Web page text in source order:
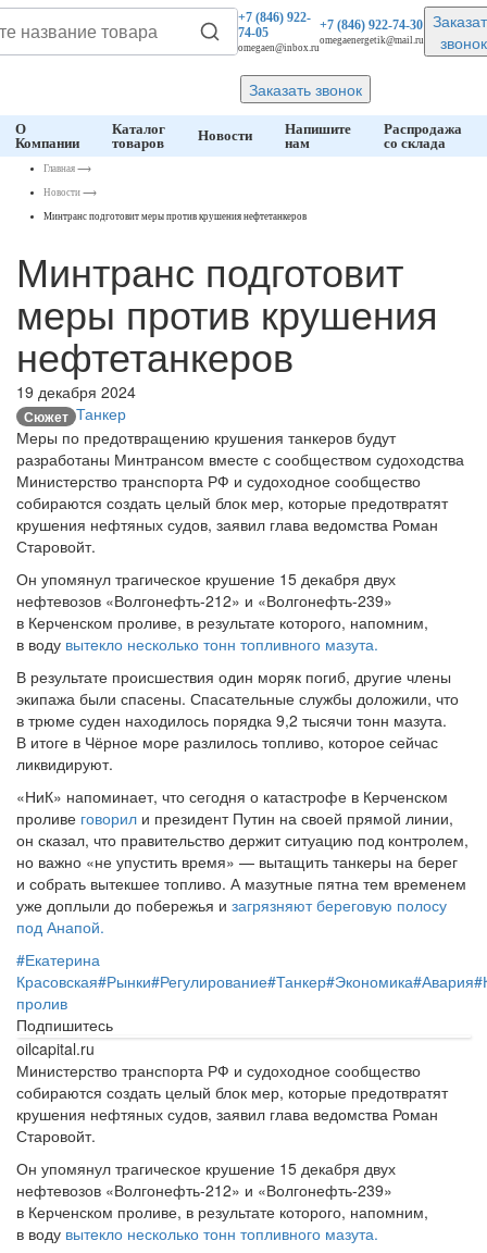
+7 (846)922-
74-05
omegaen@inbox.ru
+7 (846)922-74-30
omegaenergetik@mail.ru
звонок
Заказать звонок
О
Компании
Каталог
товаров
Новости
Напишите
нам
Распродажа
со склада
Главная ⟶
Новости ⟶
Минтранс подготовит меры против крушения нефтетанкеров
Минтранс подготовит
меры против крушения
нефтетанкеров
19 декабря 2024
Сюжет Танкер
Меры по предотвращению крушения танкеров будут
разработаны Минтрансом вместе с сообществом судоходства
Министерство транспорта РФ и судоходное сообщество
собираются создать целый блок мер, которые предотвратят
крушения нефтяных судов, заявил глава ведомства Роман
Старовойт.
Он упомянул трагическое крушение 15 декабря двух
нефтевозов «Волгонефть-212» и «Волгонефть-239»
в Керченском проливе, в результате которого, напомним,
в воду вытекло несколько тонн топливного мазута.
В результате происшествия один моряк погиб, другие члены
экипажа были спасены. Спасательные службы доложили, что
в трюме суден находилось порядка 9,2 тысячи тонн мазута.
В итоге в Чёрное море разлилось топливо, которое сейчас
ликвидируют.
«НиК» напоминает, что сегодня о катастрофе в Керченском
проливе говорил и президент Путин на своей прямой линии,
он сказал, что правительство держит ситуацию под контролем,
но важно «не упустить время» — вытащить танкеры на берег
и собрать вытекшее топливо. А мазутные пятна тем временем
уже доплыли до побережья и загрязняют береговую полосу
под Анапой.
#Екатерина
Красовская#Рынки#Регулирование#Танкер#Экономика#Авария#
пролив
Подпишитесь
oilcapital.ru
Министерство транспорта РФ и судоходное сообщество
собираются создать целый блок мер, которые предотвратят
крушения нефтяных судов, заявил глава ведомства Роман
Старовойт.
Он упомянул трагическое крушение 15 декабря двух
нефтевозов «Волгонефть-212» и «Волгонефть-239»
в Керченском проливе, в результате которого, напомним,
в воду вытекло несколько тонн топливного мазута.